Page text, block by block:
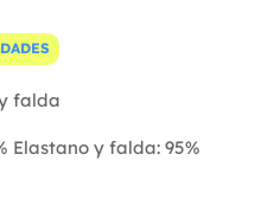
falda
Elastano y falda: 95%